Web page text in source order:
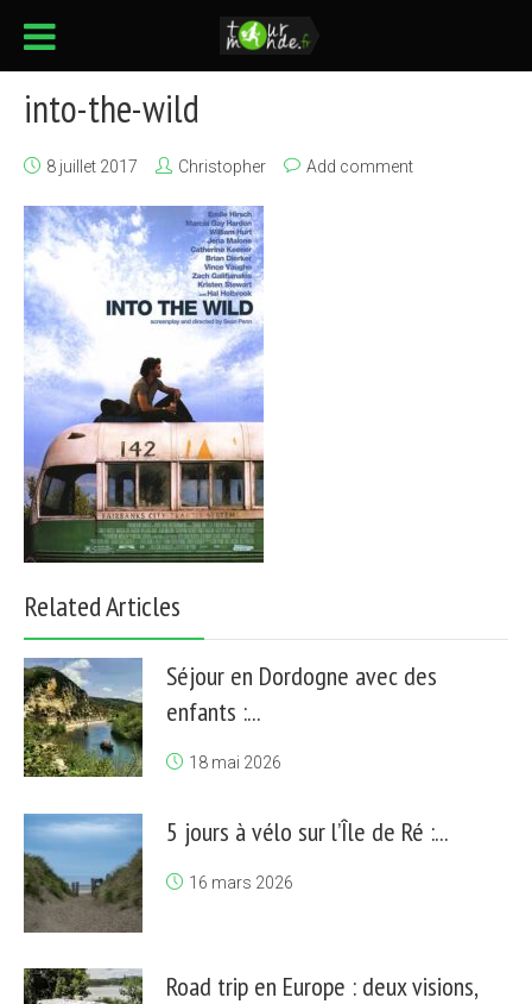
into-the-wild
8 juillet 2017 Christopher Add comment
Related Articles
Séjour en Dordogne avec des
enfants :...
18 mai 2026
5 jours à vélo sur l’Île de Ré :...
16 mars 2026
Road trip en Europe : deux visions,